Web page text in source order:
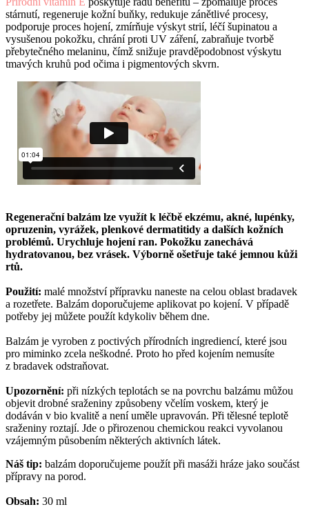
stárnutí, regeneruje kožní buňky, redukuje zánětlivé procesy,
podporuje proces hojení, zmírňuje výskyt strií, léčí šupinatou a
vysušenou pokožku, chrání proti UV záření, zabraňuje tvorbě
přebytečného melaninu, čímž snižuje pravděpodobnost výskytu
tmavých kruhů pod očima i pigmentových skvrn.
Regenerační balzám lze využít k léčbě ekzému, akné, lupénky,
opruzenin, vyrážek, plenkové dermatitidy a dalších kožních
problémů. Urychluje hojení ran. Pokožku zanechává
hydratovanou, bez vrásek. Výborně ošetřuje také jemnou kůži
rtů.
Použití: malé množství přípravku naneste na celou oblast bradavek
a rozetřete. Balzám doporučujeme aplikovat po kojení. V případě
potřeby jej můžete použít kdykoliv během dne.
Balzám je vyroben z poctivých přírodních ingrediencí, které jsou
pro miminko zcela neškodné. Proto ho před kojením nemusíte
z bradavek odstraňovat.
Upozornění: při nízkých teplotách se na povrchu balzámu můžou
objevit drobné sraženiny způsobeny včelím voskem, který je
dodáván v bio kvalitě a není uměle upravován. Při tělesné teplotě
sraženiny roztají. Jde o přirozenou chemickou reakci vyvolanou
vzájemným působením některých aktivních látek.
Náš tip: balzám doporučujeme použít při masáži hráze jako součást
přípravy na porod.
Obsah: 30 ml